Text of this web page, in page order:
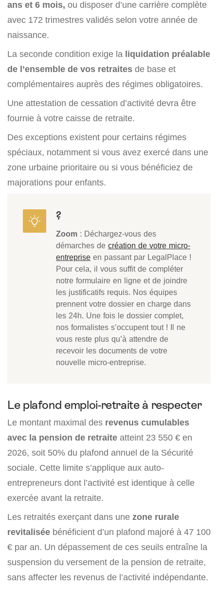
ans et 6 mois, ou disposer d’une carrière complète
avec 172 trimestres validés selon votre année de
naissance.
La seconde condition exige la liquidation préalable
de l’ensemble de vos retraites de base et
complémentaires auprès des régimes obligatoires.
Une attestation de cessation d’activité devra être
fournie à votre caisse de retraite.
Des exceptions existent pour certains régimes
spéciaux, notamment si vous avez exercé dans une
zone urbaine prioritaire ou si vous bénéficiez de
majorations pour enfants.
?
Zoom : Déchargez-vous des
démarches de création de votre micro-
entreprise en passant par LegalPlace !
Pour cela, il vous suffit de compléter
notre formulaire en ligne et de joindre
les justificatifs requis. Nos équipes
prennent votre dossier en charge dans
les 24h. Une fois le dossier complet,
nos formalistes s’occupent tout ! Il ne
vous reste plus qu’à attendre de
recevoir les documents de votre
nouvelle micro-entreprise.
Le plafond emploi-retraite à respecter
Le montant maximal des revenus cumulables
avec la pension de retraite atteint 23 550 € en
2026, soit 50% du plafond annuel de la Sécurité
sociale. Cette limite s’applique aux auto-
entrepreneurs dont l’activité est identique à celle
exercée avant la retraite.
Les retraités exerçant dans une zone rurale
revitalisée bénéficient d’un plafond majoré à 47 100
€ par an. Un dépassement de ces seuils entraîne la
suspension du versement de la pension de retraite,
sans affecter les revenus de l’activité indépendante.